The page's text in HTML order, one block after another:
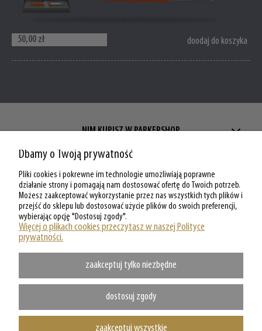
50,00 zł doodaj do koszyka
NIM KUPISZ W PARKERSHOP
ZAKUPY W PARKERSHOP
MOJE KONTO W PARKERSHOP
O PARKERSHOP
Dbamy o Twoją prywatność
Pliki cookies i pokrewne im technologie umożliwiają poprawne
działanie strony i pomagają nam dostosować ofertę do Twoich potrzeb.
Możesz zaakceptować wykorzystanie przez nas wszystkich tych plików i
przejść do sklepu lub dostosować użycie plików do swoich preferencji,
wybierając opcję "Dostosuj zgody".
Więcej o plikach cookies przeczytasz w naszej Polityce
prywatności.
zaakceptuj tylko niezbędne
dostosuj zgody
zaakceptuj wszystkie